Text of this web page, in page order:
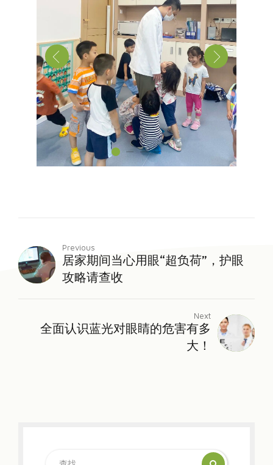
Previous
居家期间当心用眼“超负荷”，护眼
攻略请查收
Next
全面认识蓝光对眼睛的危害有多
大！